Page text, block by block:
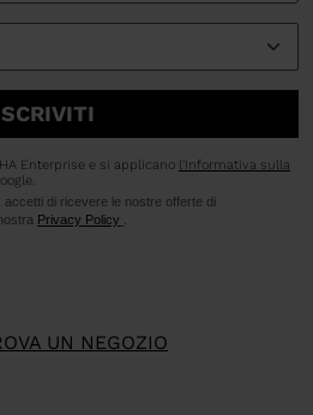
UN NEGOZIO
Enterprise e si applicano
l'Informativa sulla
accetti di ricevere le nostre offerte di
Privacy Policy .